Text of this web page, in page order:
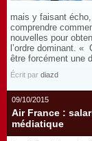
mais y faisant
comprendre
nouvelles pour
l’ordre dominant. «
être forcément une
Écrit par diazd
09/10/2015
Air France :
médiatique